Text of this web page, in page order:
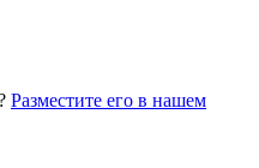
Разместите его в нашем